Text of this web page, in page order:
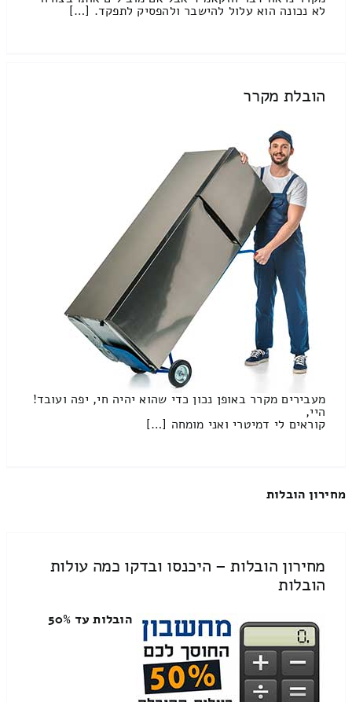
לא נכונה הוא עלול להישבר ולהפסיק לתפקד. […]
הובלת מקרר
מעבירים מקרר באופן נכון כדי שהוא יהיה חי, יפה ועובד!
היי,
קוראים לי דמיטרי ואני מומחה […]
מחירון הובלות
מחירון הובלות – היכנסו ובדקו כמה עולות
הובלות
הובלות עד 50%